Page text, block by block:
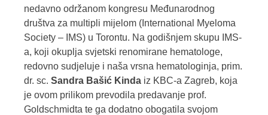
nedavno održanom kongresu Međunarodnog
društva za multipli mijelom (International Myeloma
Society – IMS) u Torontu. Na godišnjem skupu IMS-
a, koji okuplja svjetski renomirane hematologe,
redovno sudjeluje i naša vrsna hematologinja, prim.
dr. sc. Sandra Bašić Kinda iz KBC-a Zagreb, koja
je ovom prilikom prevodila predavanje prof.
Goldschmidta te ga dodatno obogatila svojom